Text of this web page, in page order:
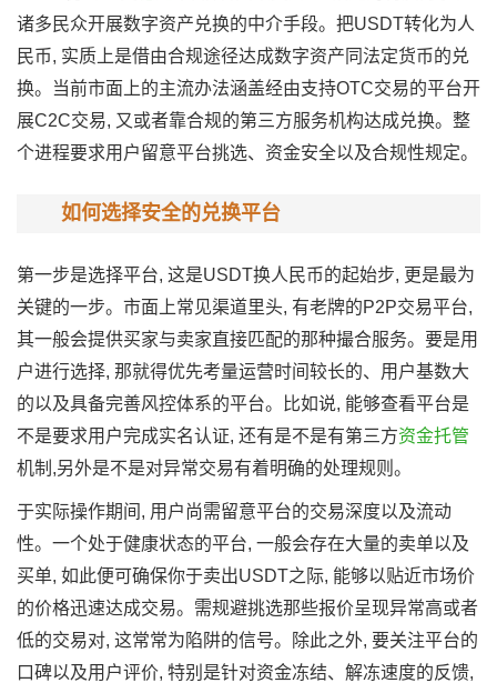
诸多民众开展数字资产兑换的中介手段。把USDT转化为人
民币, 实质上是借由合规途径达成数字资产同法定货币的兑
换。当前市面上的主流办法涵盖经由支持OTC交易的平台开
展C2C交易, 又或者靠合规的第三方服务机构达成兑换。整
个进程要求用户留意平台挑选、资金安全以及合规性规定。
如何选择安全的兑换平台
第一步是选择平台, 这是USDT换人民币的起始步, 更是最为
关键的一步。市面上常见渠道里头, 有老牌的P2P交易平台,
其一般会提供买家与卖家直接匹配的那种撮合服务。要是用
户进行选择, 那就得优先考量运营时间较长的、用户基数大
的以及具备完善风控体系的平台。比如说, 能够查看平台是
不是要求用户完成实名认证, 还有是不是有第三方资金托管
机制,另外是不是对异常交易有着明确的处理规则。
于实际操作期间, 用户尚需留意平台的交易深度以及流动
性。一个处于健康状态的平台, 一般会存在大量的卖单以及
买单, 如此便可确保你于卖出USDT之际, 能够以贴近市场价
的价格迅速达成交易。需规避挑选那些报价呈现异常高或者
低的交易对, 这常常为陷阱的信号。除此之外, 要关注平台的
口碑以及用户评价, 特别是针对资金冻结、解冻速度的反馈,